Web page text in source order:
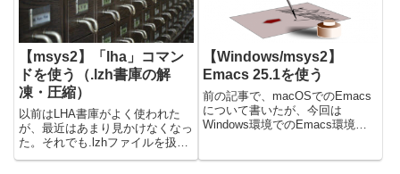
【msys2】「lha」コマン
ドを使う（.lzh書庫の解
凍・圧縮）
以前はLHA書庫がよく使われた
が、最近はあまり見かけなくなっ
た。それでも.lzhファイルを扱う
必要があったので、msys2に
【Windows/msys2】
Emacs 25.1を使う
前の記事で、macOSでのEmacs
について書いたが、今回は
Windows環境でのEmacs環境構